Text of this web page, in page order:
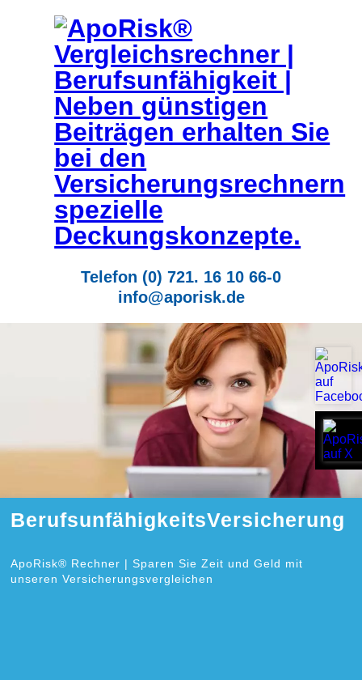
Telefon (0) 721. 16 10 66-0
info@aporisk.de
BerufsunfähigkeitsVersicherung
ApoRisk® Rechner | Sparen Sie Zeit und Geld mit
unseren Versicherungsvergleichen